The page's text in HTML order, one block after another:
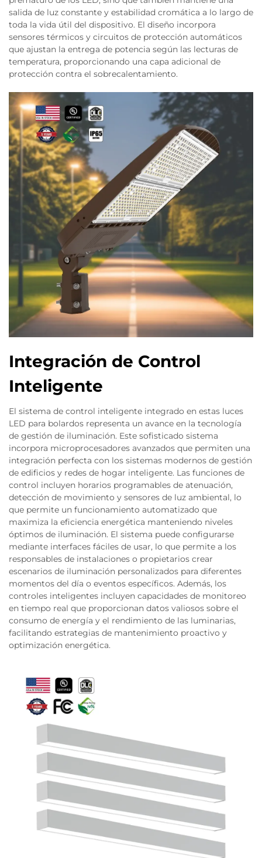
salida de luz constante y estabilidad cromática a lo largo de
toda la vida útil del dispositivo. El diseño incorpora
sensores térmicos y circuitos de protección automáticos
que ajustan la entrega de potencia según las lecturas de
temperatura, proporcionando una capa adicional de
protección contra el sobrecalentamiento.
Integración de Control
Inteligente
El sistema de control inteligente integrado en estas luces
LED para bolardos representa un avance en la tecnología
de gestión de iluminación. Este sofisticado sistema
incorpora microprocesadores avanzados que permiten una
integración perfecta con los sistemas modernos de gestión
de edificios y redes de hogar inteligente. Las funciones de
control incluyen horarios programables de atenuación,
detección de movimiento y sensores de luz ambiental, lo
que permite un funcionamiento automatizado que
maximiza la eficiencia energética manteniendo niveles
óptimos de iluminación. El sistema puede configurarse
mediante interfaces fáciles de usar, lo que permite a los
responsables de instalaciones o propietarios crear
escenarios de iluminación personalizados para diferentes
momentos del día o eventos específicos. Además, los
controles inteligentes incluyen capacidades de monitoreo
en tiempo real que proporcionan datos valiosos sobre el
consumo de energía y el rendimiento de las luminarias,
facilitando estrategias de mantenimiento proactivo y
optimización energética.